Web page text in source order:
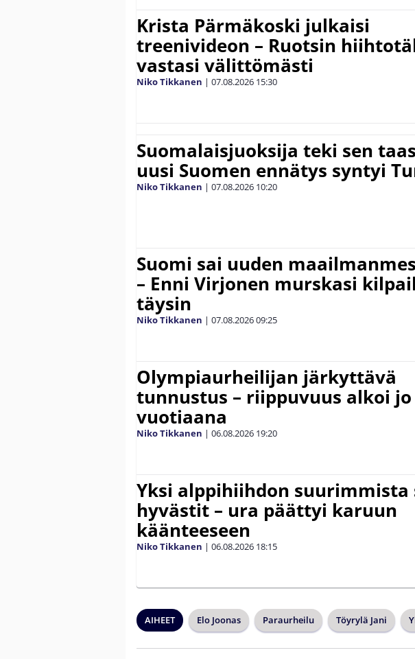
Krista Pärmäkoski julkaisi
treenivideon – Ruotsin
vastasi välittömästi
Niko Tikkanen | 07.08.2026 15:30
Suomalaisjuoksija teki sen
uusi Suomen ennätys syntyi
Niko Tikkanen | 07.08.2026 10:20
Suomi sai uuden
– Enni Virjonen murskasi
täysin
Niko Tikkanen | 07.08.202609:25
Olympiaurheilijan järkyttävä
tunnustus – riippuvuus alkoi jo
vuotiaana
Niko Tikkanen | 06.08.2026 19:20
Yksi alppihiihdon suurimmista
hyvästit – ura päättyi karuun
käänteeseen
Niko Tikkanen | 06.08.2026 18:15
AIHEET Elo Joonas Paraurheilu Töyrylä Jani